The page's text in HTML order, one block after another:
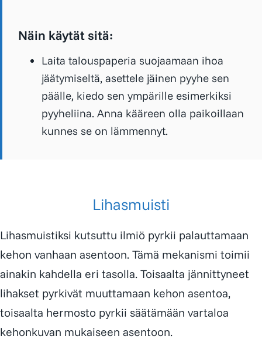
Näin käytät sitä:
Laita talouspaperia suojaamaan ihoa
jäätymiseltä, asettele jäinen pyyhe sen
päälle, kiedo sen ympärille esimerkiksi
pyyheliina. Anna kääreen olla paikoillaan
kunnes se on lämmennyt.
Lihasmuisti
Lihasmuistiksi kutsuttu ilmiö pyrkii palauttamaan
kehon vanhaan asentoon. Tämä mekanismi toimii
ainakin kahdella eri tasolla. Toisaalta jännittyneet
lihakset pyrkivät muuttamaan kehon asentoa,
toisaalta hermosto pyrkii säätämään vartaloa
kehonkuvan mukaiseen asentoon.